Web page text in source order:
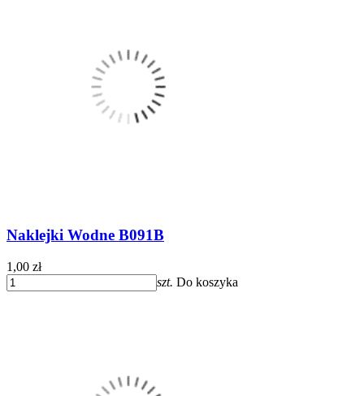
Naklejki Wodne B091B
1,00 zł
szt. Do koszyka